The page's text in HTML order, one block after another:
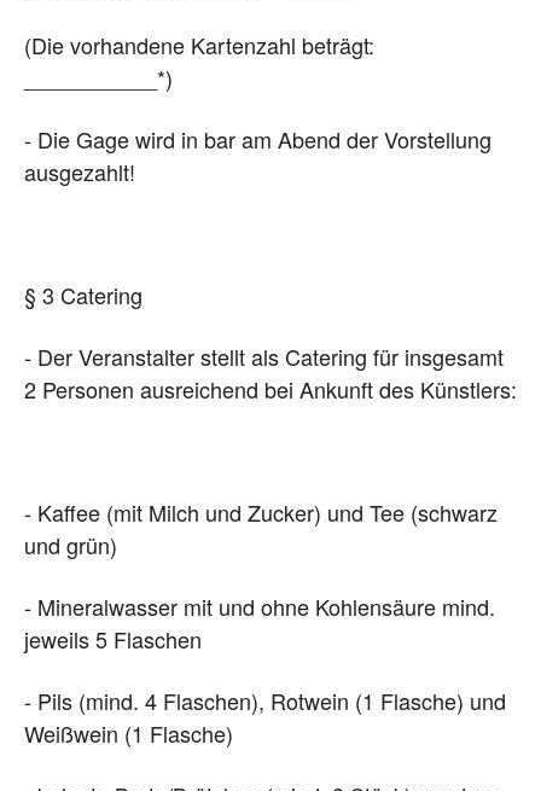
(Die vorhandene Kartenzahl beträgt:
___________*)
- Die Gage wird in bar am Abend der Vorstellung
ausgezahlt!
§ 3 Catering
- Der Veranstalter stellt als Catering für insgesamt
2 Personen ausreichend bei Ankunft des Künstlers:
- Kaffee (mit Milch und Zucker) und Tee (schwarz
und grün)
- Mineralwasser mit und ohne Kohlensäure mind.
jeweils 5 Flaschen
- Pils (mind. 4 Flaschen), Rotwein (1 Flasche) und
Weißwein (1 Flasche)